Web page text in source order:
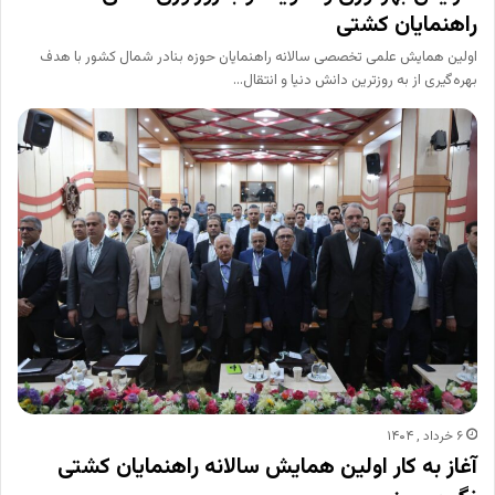
راهنمایان کشتی
اولین همایش علمی تخصصی سالانه راهنمایان حوزه بنادر شمال کشور با هدف
بهره‌گیری از به روزترین دانش دنیا و انتقال…
۶ خرداد , ۱۴۰۴
آغاز به کار اولین همایش سالانه راهنمایان کشتی